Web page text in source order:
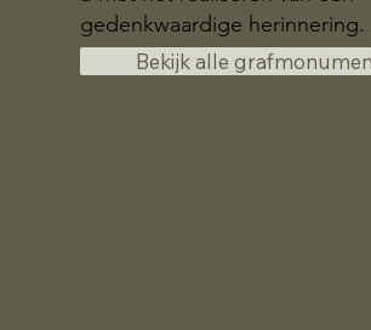
gedenkwaardige herinnering.
Bekijk alle